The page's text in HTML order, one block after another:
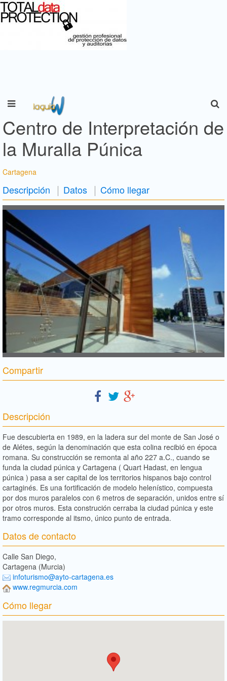
Centro de Interpretación de
la Muralla Púnica
Cartagena
Descripción Datos Cómo llegar
Compartir
Descripción
Fue descubierta en 1989, en la ladera sur del monte de San José o
de Alétes, según la denominación que esta colina recibió en época
romana. Su construcción se remonta al año 227 a.C., cuando se
funda la ciudad púnica y Cartagena ( Quart Hadast, en lengua
púnica ) pasa a ser capital de los territorios hispanos bajo control
cartaginés. Es una fortificación de modelo helenístico, compuesta
por dos muros paralelos con 6 metros de separación, unidos entre sí
por otros muros. Esta construción cerraba la ciudad púnica y este
tramo corresponde al itsmo, único punto de entrada.
Datos de contacto
Calle San Diego,
Cartagena (Murcia)
infoturismo@ayto-cartagena.es
www.regmurcia.com
Cómo llegar